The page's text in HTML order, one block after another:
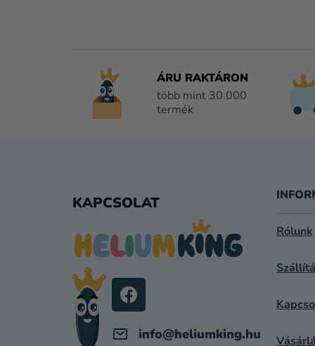
ÁRU RAKTÁRON
több mint 30.000
termék
KAPCSOLAT
info@heliumking.hu
Rólunk